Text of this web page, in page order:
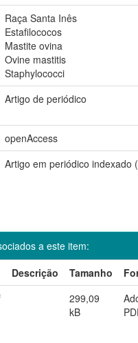
Raça Santa Inês
Estafilococos
Mastite ovina
Ovine mastitis
Staphylococci
Artigo de periódico
openAccess
Artigo em periódico indexado
a este item:
Descrição Tamanho
299,09
kB